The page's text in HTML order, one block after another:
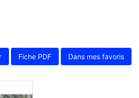
Fiche PDF Dans mes favoris